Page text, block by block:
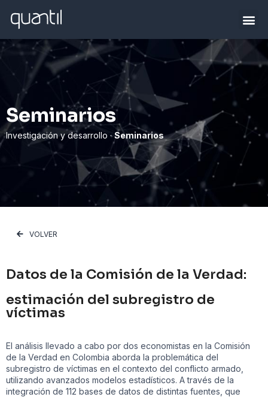
Seminarios
Investigación y desarrollo ·Seminarios
VOLVER
Datos de la Comisión de la Verdad:
estimación del subregistro de
víctimas
El análisis llevado a cabo por dos economistas en la Comisión
de la Verdad en Colombia aborda la problemática del
subregistro de víctimas en el contexto del conflicto armado,
utilizando avanzados modelos estadísticos. A través de la
integración de 112 bases de datos de distintas fuentes, que